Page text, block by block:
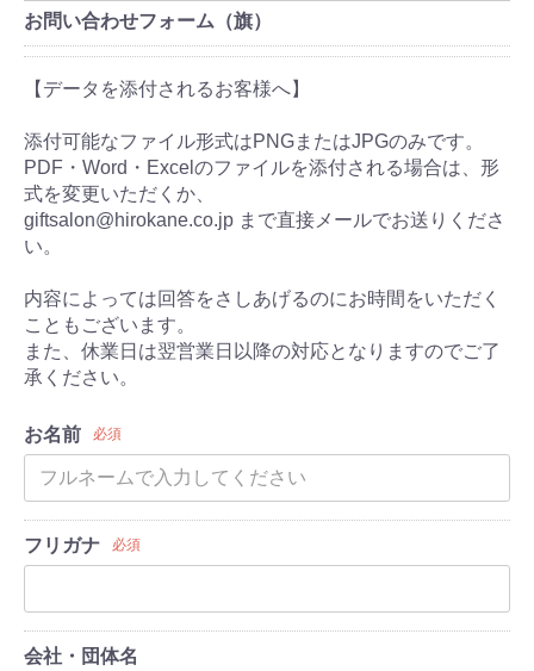
お問い合わせフォーム（旗）
【データを添付されるお客様へ】
添付可能なファイル形式はPNGまたはJPGのみです。
PDF・Word・Excelのファイルを添付される場合は、形
式を変更いただくか、
giftsalon@hirokane.co.jp まで直接メールでお送りくださ
い。
内容によっては回答をさしあげるのにお時間をいただく
こともございます。
また、休業日は翌営業日以降の対応となりますのでご了
承ください。
お名前 必須
フリガナ 必須
会社・団体名